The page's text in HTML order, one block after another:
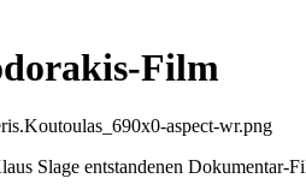
Film
Slage entstandenen